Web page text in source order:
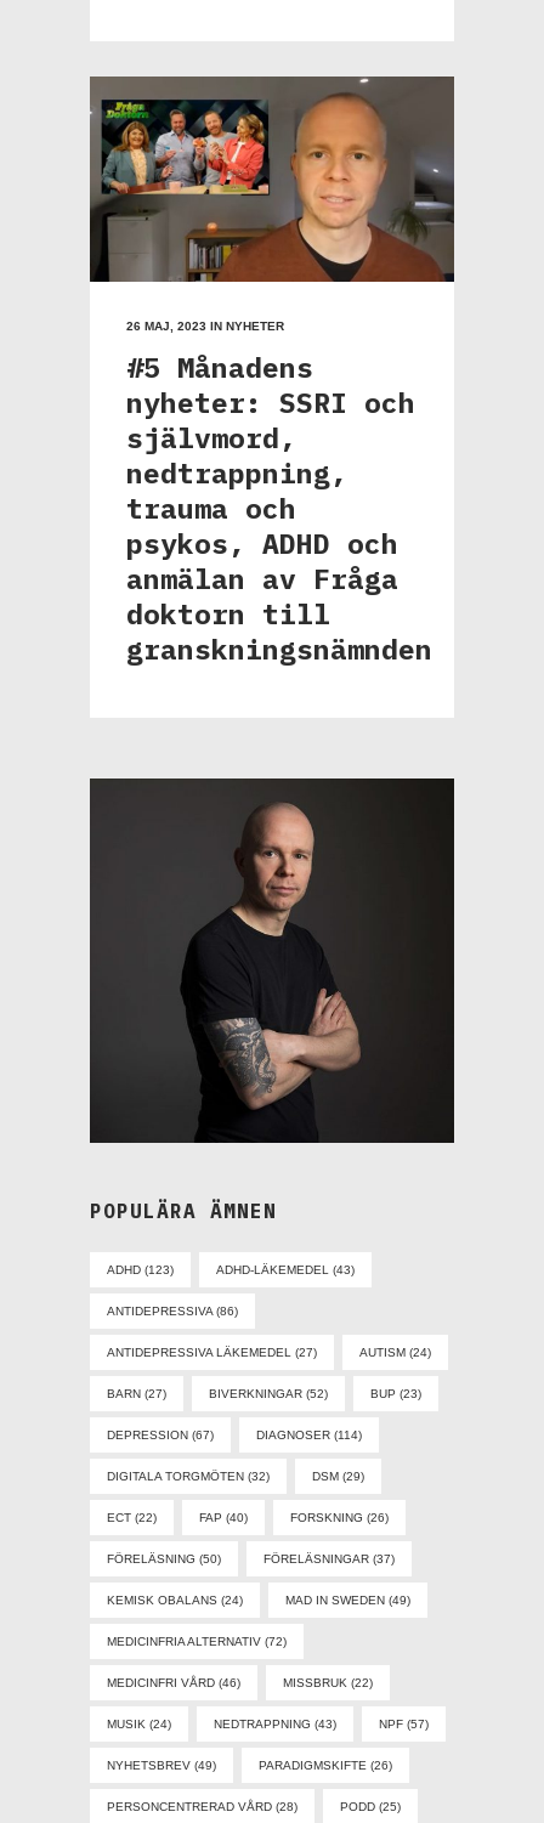
26 MAJ, 2023 IN NYHETER
#5 Månadens
nyheter: SSRI och
självmord,
nedtrappning,
trauma och
psykos, ADHD och
anmälan av Fråga
doktorn till
granskningsnämnden
POPULÄRA ÄMNEN
ADHD (123) ADHD-LÄKEMEDEL (43)
ANTIDEPRESSIVA(86)
ANTIDEPRESSIVA LÄKEMEDEL (27) AUTISM (24)
BARN (27) BIVERKNINGAR (52) BUP (23)
DEPRESSION (67) DIAGNOSER (114)
DIGITALA TORGMÖTEN (32) DSM (29)
ECT (22) FAP (40) FORSKNING (26)
FÖRELÄSNING (50) FÖRELÄSNINGAR (37)
KEMISK OBALANS (24) MAD IN SWEDEN (49)
MEDICINFRIA ALTERNATIV (72)
MEDICINFRI VÅRD (46) MISSBRUK (22)
MUSIK (24) NEDTRAPPNING (43) NPF (57)
NYHETSBREV (49) PARADIGMSKIFTE (26)
PERSONCENTRERAD VÅRD (28) PODD (25)